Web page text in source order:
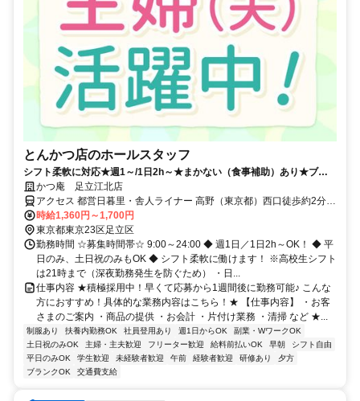
とんかつ店のホールスタッフ
シフト柔軟に対応★週1～/1日2h～★まかない（食事補助）あり★ブラ
ンクがある方にもおすすめ★
かつ庵 足立江北店
アクセス 都営日暮里・舎人ライナー 高野（東京都）西口徒歩約2分、
都営日暮里・舎人ライナー 江北（東京都）西口徒歩約7分、都営日暮
里・舎人ライナー 扇大橋西口徒歩約8分
時給1,360円～1,700円
東京都東京23区足立区
勤務時間 ☆募集時間帯☆ 9:00～24:00 ◆ 週1日／1日2h～OK！ ◆ 平
日のみ、土日祝のみもOK ◆ シフト柔軟に働けます！ ※高校生シフト
は21時まで（深夜勤務発生を防ぐため） ・日...
仕事内容 ★積極採用中！早くて応募から1週間後に勤務可能♪ こんな
方におすすめ！具体的な業務内容はこちら！★ 【仕事内容】 ・お客
さまのご案内 ・商品の提供 ・お会計 ・片付け業務 ・清掃 など ★...
制服あり 扶養内勤務OK 社員登用あり 週1日からOK
副業・WワークOK
土日祝のみOK
主婦・主夫歓迎 フリーター歓迎 給料前払いOK 早朝
シフト自由
平日のみOK
学生歓迎 未経験者歓迎 午前 経験者歓迎 研修あり
夕方
ブランクOK
交通費支給